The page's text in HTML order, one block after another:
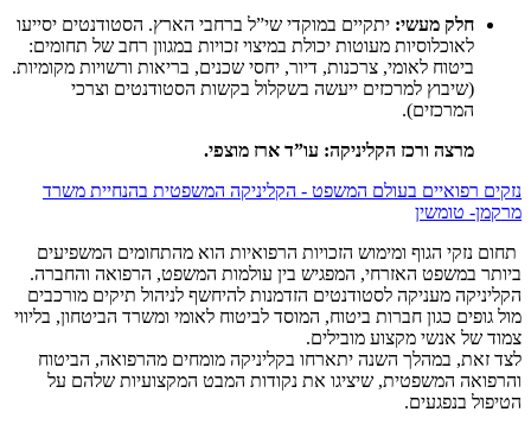
חלק מעשי: יתקיים במוקדי שי”ל ברחבי הארץ. הסטודנטים יסייעו
לאוכלוסיות מעוטות יכולת במיצוי זכויות במגוון רחב של תחומים:
ביטוח לאומי, צרכנות, דיור, יחסי שכנים, בריאות ורשויות מקומיות.
(שיבוץ למרכזים ייעשה בשקלול בקשות הסטודנטים וצרכי
המרכזים).
מרצה ורכז הקליניקה: עו”ד ארז מוצפי.
נזקים רפואיים בעולם המשפט - הקליניקה המשפטית בהנחיית משרד
מרקמן- טומשין
תחום נזקי הגוף ומימוש הזכויות הרפואיות הוא מהתחומים המשפיעים
ביותר במשפט האזרחי, המפגיש בין עולמות המשפט, הרפואה והחברה.
הקליניקה מעניקה לסטודנטים הזדמנות להיחשף לניהול תיקים מורכבים
מול גופים כגון חברות ביטוח, המוסד לביטוח לאומי ומשרד הביטחון, בליווי
צמוד של אנשי מקצוע מובילים.
לצד זאת, במהלך השנה יתארחו בקליניקה מומחים מהרפואה, הביטוח
והרפואה המשפטית, שיציגו את נקודות המבט המקצועיות שלהם על
הטיפול בנפגעים.